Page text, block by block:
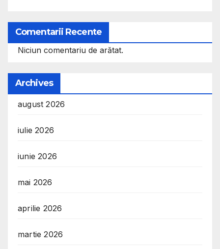
Comentarii Recente
Niciun comentariu de arătat.
Archives
august 2026
iulie 2026
iunie 2026
mai 2026
aprilie 2026
martie 2026